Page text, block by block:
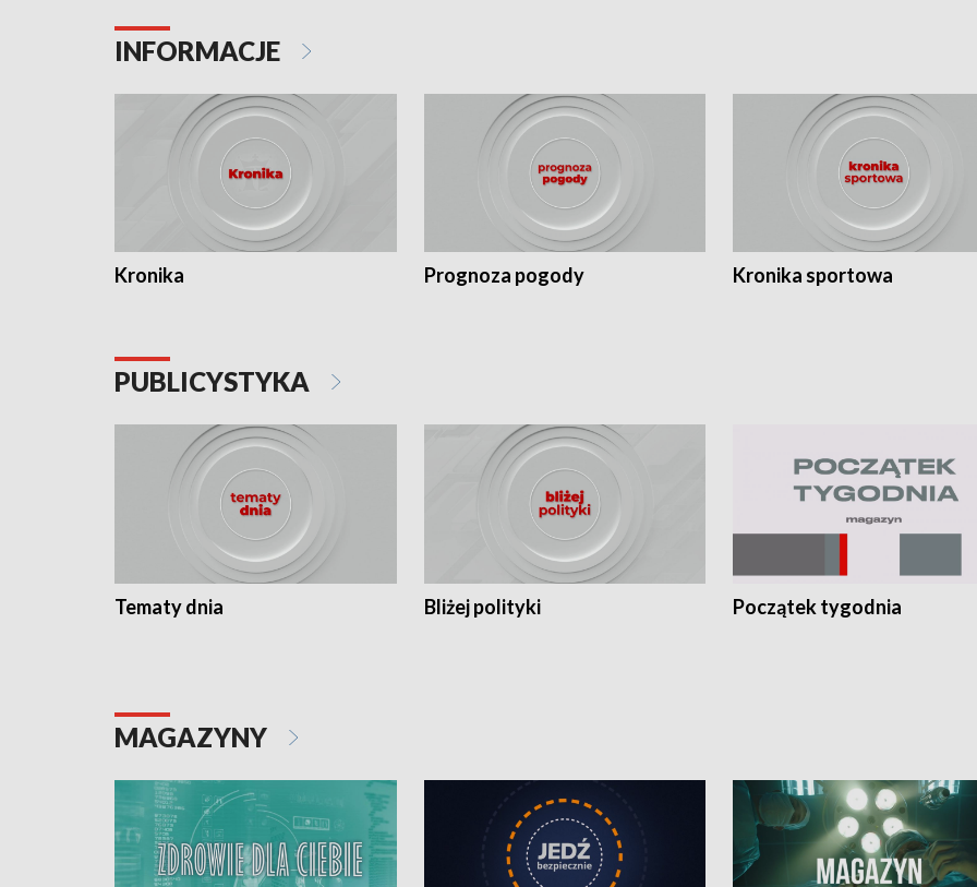
INFORMACJE
Kronika Prognoza pogody Kronika sportowa
PUBLICYSTYKA
Tematy dnia Bliżej polityki Początek tygodnia
MAGAZYNY